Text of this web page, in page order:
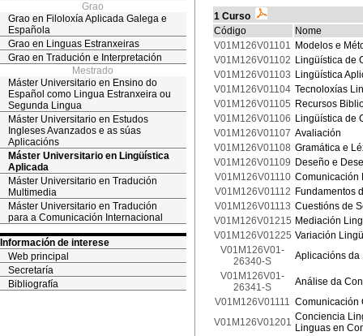
Grao
Grao en Filoloxía Aplicada Galega e
Española
Grao en Linguas Estranxeiras
Grao en Tradución e Interpretación
Mestrado
Máster Universitario en Ensino do
Español como Lingua Estranxeira ou
Segunda Lingua
Máster Universitario en Estudos
Ingleses Avanzados e as súas
Aplicacións
Máster Universitario en Lingüística
Aplicada
Máster Universitario en Tradución
Multimedia
Máster Universitario en Tradución
para a Comunicación Internacional
Información de interese
Web principal
Secretaría
Bibliografía
1 Curso
Código
Nome
V01M126V01101 Modelos e
V01M126V01102 Lingüística de
V01M126V01103 Lingüística
V01M126V01104 Tecnoloxías
V01M126V01105 Recursos
V01M126V01106 Lingüística de
V01M126V01107 Avaliación
V01M126V01108 Gramática e
V01M126V01109 Deseño e
V01M126V01110 Comunicación
V01M126V01112 Fundamentos
V01M126V01113 Cuestións de
V01M126V01215 Mediación
V01M126V01225 Variación
V01M126V01-
26340-S
Aplicacións da
V01M126V01-
26341-S
Análise da
V01M126V01111 Comunicación
V01M126V01201 Conciencia
Linguas en